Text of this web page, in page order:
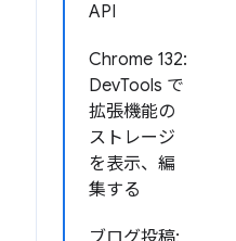
API
Chrome 132:
DevTools で
拡張機能の
ストレージ
を表示、編
集する